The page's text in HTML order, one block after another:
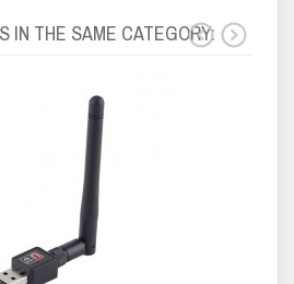
IN THE SAME CATEGORY: